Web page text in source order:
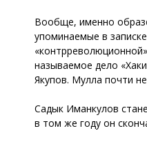
Вообще, именно
упоминаемые в
называемое дело
Якупов. Мулла почти
Садык Иманкулов
в том же году он